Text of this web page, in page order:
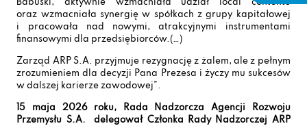
Babuśki, aktywnie wzmacniała udział local contentu
oraz wzmacniała synergię w spółkach z grupy kapitałowej
i pracowała nad nowymi, atrakcyjnymi instrumentami
finansowymi dla przedsiębiorców.(…)
Zarząd ARP S.A. przyjmuje rezygnację z żalem, ale z pełnym
zrozumieniem dla decyzji Pana Prezesa i życzy mu sukcesów
w dalszej karierze zawodowej”.
15 maja 2026 roku, Rada Nadzorcza Agencji Rozwoju
Przemysłu S.A. delegował Członka Rady Nadzorczej ARP
$